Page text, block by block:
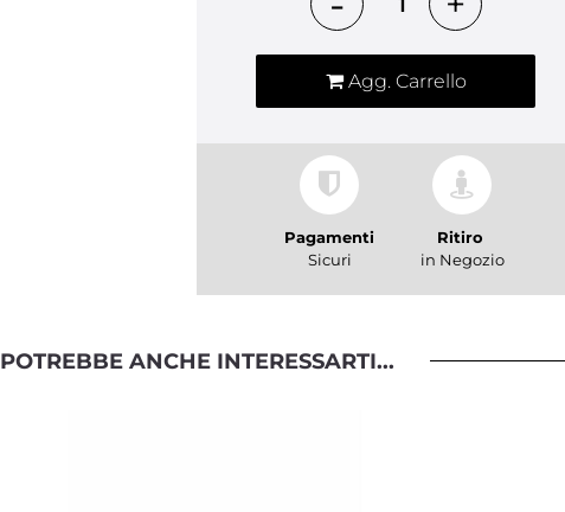
Agg. Carrello
Pagamenti
Sicuri
Ritiro
in Negozio
POTREBBE ANCHE INTERESSARTI...